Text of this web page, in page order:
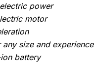
power
motor
size and experience
battery